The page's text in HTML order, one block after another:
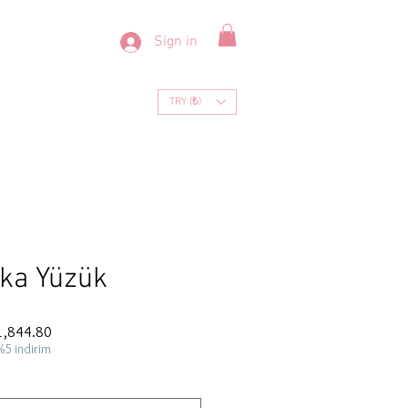
Sign in
TRY (₺)
Yüzük
indirim